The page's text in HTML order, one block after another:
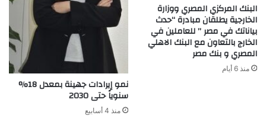
البنك المركزي المصري ووزارة
الخارجية يطلقان مبادرة “حدث
بياناتك في مصر ” للعاملين في
الخارج بالتعاون مع البنك الاهلي
المصري و بنك مصر
منذ 6 أيام
نمو إيرادات جهينة بمعدل 18%
سنوياً حتى 2030
منذ 4 أسابيع